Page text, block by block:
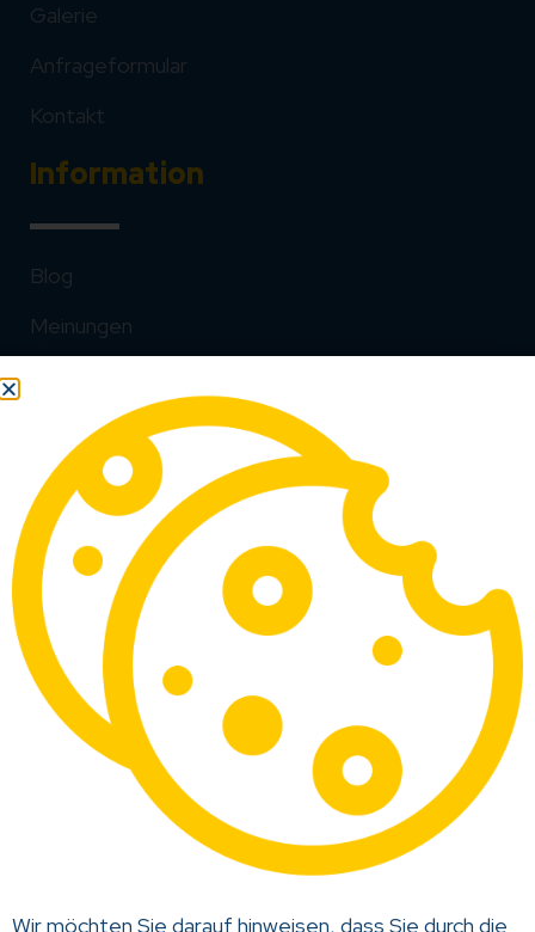
Galerie
Anfrageformular
Kontakt
Information
Blog
Meinungen
Impressum
Datenschutzbestimmungen
Cookie-Richtlinie
Unser Unternehmen
24 Stunden pro Tag geöffnet
zakizaune@gmail.com
info@zakizaune.de
+49 1514 6985532
Wir möchten Sie darauf hinweisen, dass Sie durch die